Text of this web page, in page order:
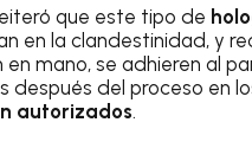
que este tipo de
en la clandestinidad, y
mano, se adhieren al
después del proceso en
autorizados.